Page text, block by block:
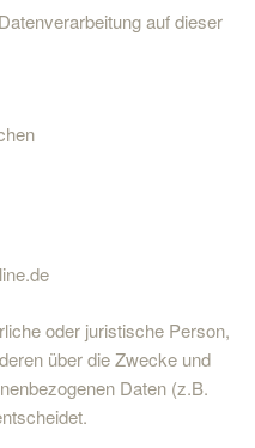
auf dieser
oder juristische Person,
über die Zwecke und
Daten (z.B.